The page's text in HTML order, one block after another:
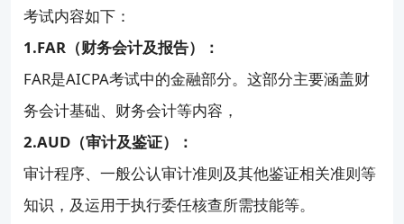
考试内容如下：
1.FAR（财务会计及报告）：
FAR是AICPA考试中的金融部分。这部分主要涵盖财
务会计基础、财务会计等内容，
2.AUD（审计及鉴证）：
审计程序、一般公认审计准则及其他鉴证相关准则等
知识，及运用于执行委任核查所需技能等。